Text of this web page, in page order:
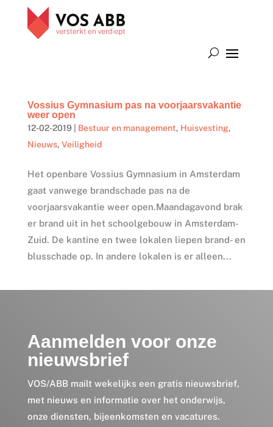
Vossius Gymnasium pas na voorjaarsvakantie
weer open
12-02-2019| Bestuur en management, Huisvesting,
Nieuws, Veiligheid
Het openbare Vossius Gymnasium in Amsterdam
gaat vanwege brandschade pas na de
voorjaarsvakantie weer open.Maandagavond brak
er brand uit in het schoolgebouw in Amsterdam-
Zuid. De kantine en twee lokalen liepen brand- en
blusschade op. In andere lokalen is er alleen...
Aanmelden voor onze
nieuwsbrief
VOS/ABB mailt wekelijks een gratis nieuwsbrief,
met nieuws en informatie over het onderwijs,
onze diensten, bijeenkomsten en vacatures.